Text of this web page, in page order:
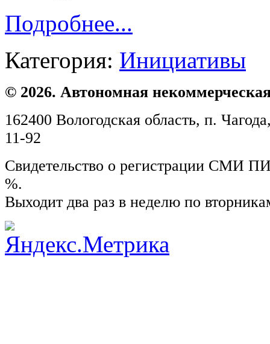
Подробнее...
Категория: Инициативы
© 2026. Автономная
162400 Вологодская область, п.
11-92
Свидетельство о регистрации СМИ
%.
Выходит два раз в неделю по